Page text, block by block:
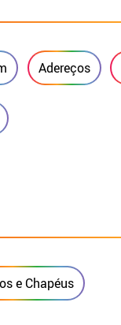
Adereços
e Chapéus